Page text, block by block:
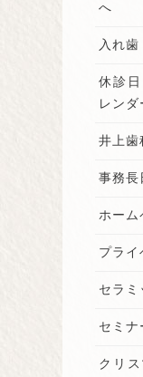
へ
入れ歯
休診
レンダ
井上歯
事務長
ホーム
プライ
セラミ
セミナ
クリ